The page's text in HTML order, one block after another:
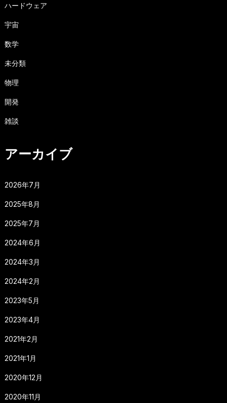
ハードウェア
宇宙
数学
未分類
物理
開発
雑談
アーカイブ
2026年7月
2025年8月
2025年7月
2024年6月
2024年3月
2024年2月
2023年5月
2023年4月
2021年2月
2021年1月
2020年12月
2020年11月